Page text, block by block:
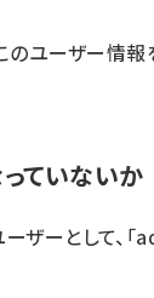
のユーザー情
ていないか
ザーとして、